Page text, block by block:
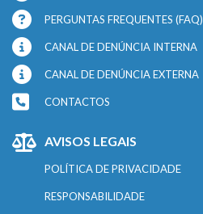
PERGUNTAS FREQUENTES (FAQ)
CANAL DE DENÚNCIA INTERNA
CANAL DE DENÚNCIA EXTERNA
CONTACTOS
AVISOS LEGAIS
POLÍTICA DE PRIVACIDADE
RESPONSABILIDADE